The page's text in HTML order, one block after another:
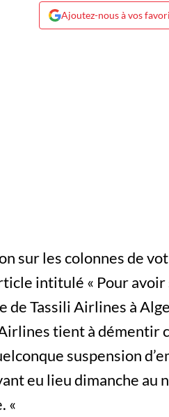
Ajoutez-nous à vos
sur les colonnes de
intitulé « Pour
de Tassili Airlines à
tient à démentir
suspension
eu lieu dimanche au
«